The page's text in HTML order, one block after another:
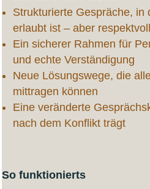
Strukturierte Gespräche, in
erlaubt ist – aber
Ein sicherer Rahmen für
und echte Verständigung
Neue Lösungswege, die
mittragen können
Eine veränderte
nach dem Konflikt trägt
So funktionierts